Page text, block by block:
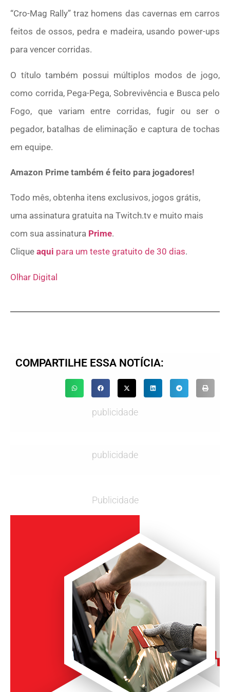
“Cro-Mag Rally” traz homens das cavernas em carros
feitos de ossos, pedra e madeira, usando power-ups
para vencer corridas.
O título também possui múltiplos modos de jogo,
como corrida, Pega-Pega, Sobrevivência e Busca pelo
Fogo, que variam entre corridas, fugir ou ser o
pegador, batalhas de eliminação e captura de tochas
em equipe.
Amazon Prime também é feito para jogadores!
Todo mês, obtenha itens exclusivos, jogos grátis,
uma assinatura gratuita na Twitch.tv e muito mais
com sua assinatura Prime.
Clique aqui para um teste gratuito de 30 dias.
Olhar Digital
COMPARTILHE ESSA NOTÍCIA:
publicidade
publicidade
Publicidade